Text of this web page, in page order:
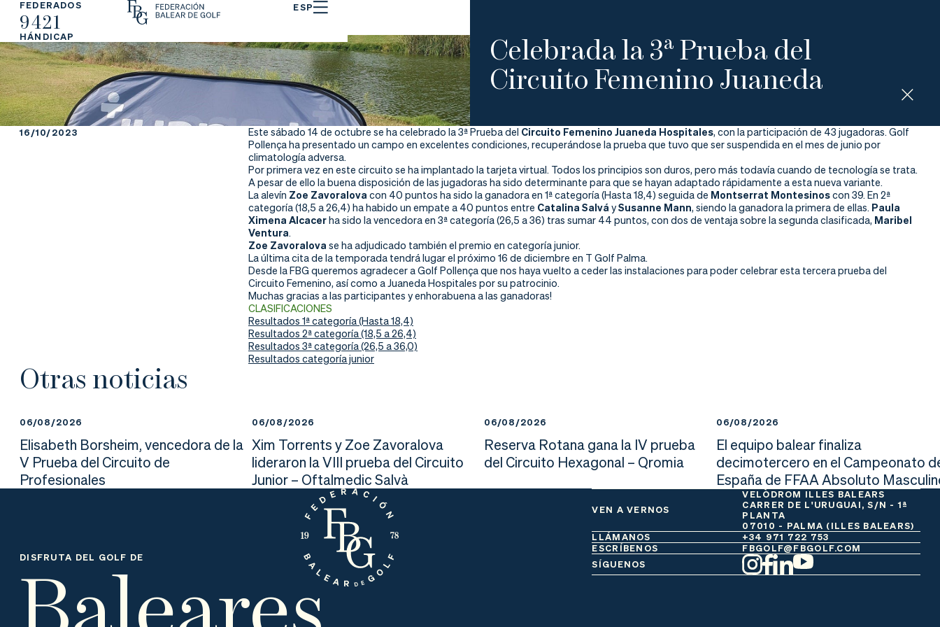
FEDERADOS
9421
HÁNDICAP
ESP
La
Fe
de
ra
Fe
de
ra
rs
Ju
ga
r
er da
d
Celebrada la 3ª Prueba del
Circuito Femenino Juaneda
16/10/2023 Este sábado 14 de octubre se ha celebrado la 3ª Prueba del Circuito Femenino Juaneda Hospitales, con la participación de 43 jugadoras. Golf
Pollença ha presentado un campo en excelentes condiciones, recuperándose la prueba que tuvo que ser suspendida en el mes de junio por
climatología adversa.
Por primera vez en este circuito se ha implantado la tarjeta virtual. Todos los principios son duros, pero más todavía cuando de tecnología se trata.
A pesar de ello la buena disposición de las jugadoras ha sido determinante para que se hayan adaptado rápidamente a esta nueva variante.
La alevín Zoe Zavoralova con 40 puntos ha sido la ganadora en 1ª categoría (Hasta 18,4) seguida de Montserrat Montesinoscon 39. En 2ª
categoría (18,5 a 26,4) ha habido un empate a 40 puntos entre Catalina Salvá ySusanne Mann, siendo la ganadora la primera de ellas. Paula
Ximena Alcacerha sido la vencedora en 3ª categoría (26,5 a 36) tras sumar 44 puntos, con dos de ventaja sobre la segunda clasificada, Maribel
Ventura.
Zoe Zavoralova se ha adjudicado también el premio en categoría junior.
La última cita de la temporada tendrá lugar el próximo 16 de diciembre en T Golf Palma.
Desde la FBG queremos agradecer a Golf Pollença que nos haya vuelto a ceder las instalaciones para poder celebrar esta tercera prueba del
Circuito Femenino, así como a Juaneda Hospitales por su patrocinio.
Muchas gracias a las participantes y enhorabuena a las ganadoras!
CLASIFICACIONES
Resultados 1ª categoría (Hasta 18,4)
Resultados 2ª categoría (18,5 a 26,4)
Resultados 3ª categoría (26,5 a 36,0)
Resultados categoría junior
Otras noticias
06/08/2026
Elisabeth Borsheim, vencedora de la
V Prueba del Circuito de
Profesionales
06/08/2026
Xim Torrents y Zoe Zavoralova
lideraron la VIII prueba del Circuito
Junior – Oftalmedic Salvà
06/08/2026
Reserva Rotana gana la IV prueba
del Circuito Hexagonal – Qromia
06/08/2026
El equipo balear finaliza
decimotercero en el Campeonato
España de FFAA Absoluto
DISFRUTA DEL GOLF DE
Baleares
VEN A VERNOS
VELÒDROM ILLES BALEARS
CARRER DE L'URUGUAI, S/N - 1ª
PLANTA
07010 - PALMA (ILLES BALEARS)
LLÁMANOS
+34 971 722 753
ESCRÍBENOS
FBGOLF@FBGOLF.COM
SÍGUENOS